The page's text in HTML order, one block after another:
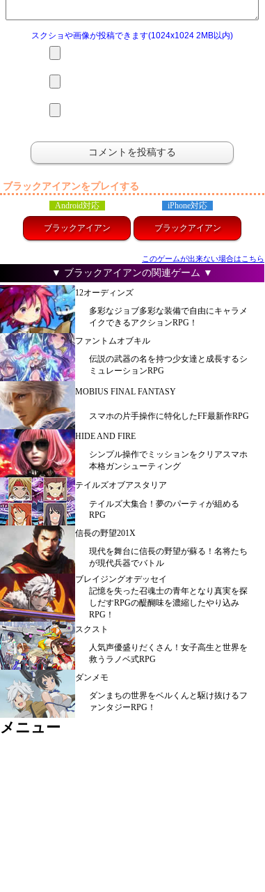
スクショや画像が投稿できます(1024x1024 2MB以内)
ブラックアイアンをプレイする
Android対応
ブラックアイアン
iPhone対応
ブラックアイアン
このゲームが出来ない場合はこちら
▼ ブラックアイアンの関連ゲーム ▼
12オーディンズ
多彩なジョブ多彩な装備で自由にキャラメ
イクできるアクションRPG！
ファントムオブキル
伝説の武器の名を持つ少女達と成長するシ
ミュレーションRPG
MOBIUS FINAL FANTASY
スマホの片手操作に特化したFF最新作RPG
HIDE AND FIRE
シンプル操作でミッションをクリアスマホ
本格ガンシューティング
テイルズオブアスタリア
テイルズ大集合！夢のパーティが組める
RPG
信長の野望201X
現代を舞台に信長の野望が蘇る！名将たち
が現代兵器でバトル
ブレイジングオデッセイ
記憶を失った召魂士の青年となり真実を探
しだすRPGの醍醐味を濃縮したやり込み
RPG！
スクスト
人気声優盛りだくさん！女子高生と世界を
救うラノベ式RPG
ダンメモ
ダンまちの世界をベルくんと駆け抜けるフ
ァンタジーRPG！
メニュー